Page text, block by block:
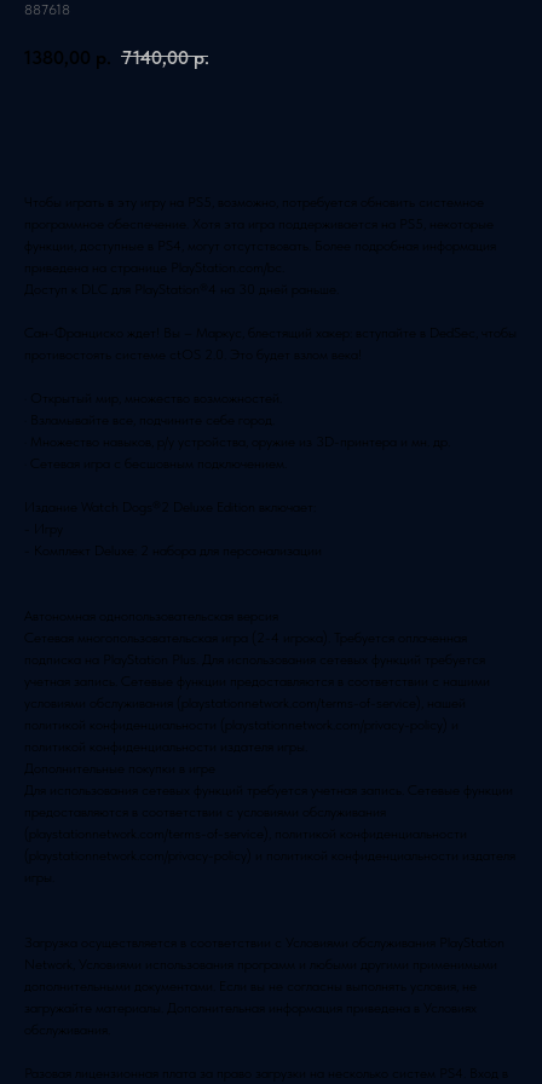
887618
1380,00 р. 7140,00 р.
Чтобы играть в эту игру на PS5, возможно, потребуется обновить системное
программное обеспечение. Хотя эта игра поддерживается на PS5, некоторые
функции, доступные в PS4, могут отсутствовать. Более подробная информация
приведена на странице PlayStation.com/bc.
Доступ к DLC для PlayStation®4 на 30 дней раньше.
Сан-Франциско ждет! Вы – Маркус, блестящий хакер: вступайте в DedSec, чтобы
противостоять системе ctOS 2.0. Это будет взлом века!
· Открытый мир, множество возможностей.
· Взламывайте все, подчините себе город.
· Множество навыков, р/у устройства, оружие из 3D-принтера и мн. др.
· Сетевая игра с бесшовным подключением.
Издание Watch Dogs®2 Deluxe Edition включает:
- Игру
- Комплект Deluxe: 2 набора для персонализации
Автономная однопользовательская версия
Сетевая многопользовательская игра (2-4 игрока). Требуется оплаченная
подписка на PlayStation Plus. Для использования сетевых функций требуется
учетная запись. Сетевые функции предоставляются в соответствии с нашими
условиями обслуживания (playstationnetwork.com/terms-of-service), нашей
политикой конфиденциальности (playstationnetwork.com/privacy-policy) и
политикой конфиденциальности издателя игры.
Дополнительные покупки в игре
Для использования сетевых функций требуется учетная запись. Сетевые функции
предоставляются в соответствии с условиями обслуживания
(playstationnetwork.com/terms-of-service), политикой конфиденциальности
(playstationnetwork.com/privacy-policy) и политикой конфиденциальности издателя
Загрузка осуществляется в соответствии с Условиями обслуживания PlayStation
Network, Условиями использования программ и любыми другими применимыми
дополнительными документами. Если вы не согласны выполнять условия, не
загружайте материалы. Дополнительная информация приведена в Условиях
обслуживания.
Разовая лицензионная плата за право загрузки на несколько систем PS4. Вход в